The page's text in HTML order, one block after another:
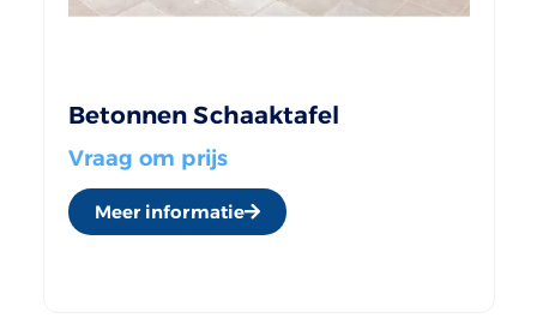
Betonnen Schaaktafel
Vraag om prijs
Meer informatie